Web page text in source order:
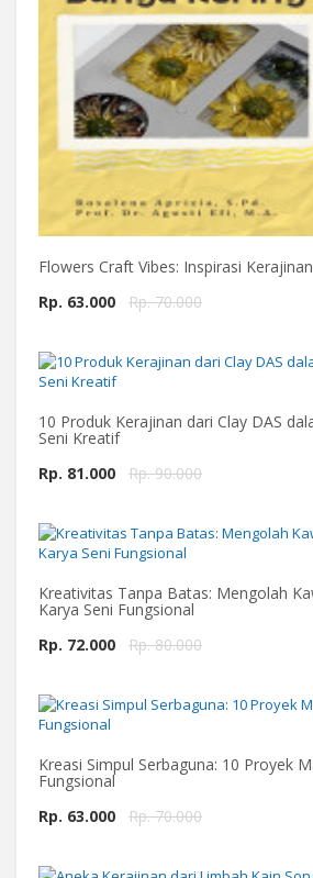
Flowers Craft Vibes: Inspirasi
Rp. 63.000
Rp. 70.000
10 Produk Kerajinan dari Clay DAS
Seni Kreatif
Rp. 81.000
Rp. 90.000
Beli Sekarang
Kreativitas Tanpa Batas: Mengolah
Karya Seni Fungsional
Rp. 72.000
Rp. 80.000
Beli Sekarang
Kreasi Simpul Serbaguna: 10 Proyek
Fungsional
Rp. 63.000
Rp. 70.000
Beli Sekarang